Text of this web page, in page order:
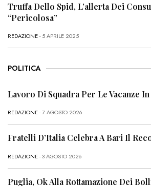
Truffa Dello Spid, L’allerta Dei
“Pericolosa”
REDAZIONE- 5 APRILE 2025
POLITICA
Lavoro Di Squadra Per Le Vacanze In
REDAZIONE- 7 AGOSTO 2026
Fratelli D’Italia Celebra A Bari Il
REDAZIONE- 3 AGOSTO 2026
Puglia, Ok Alla Rottamazione Dei